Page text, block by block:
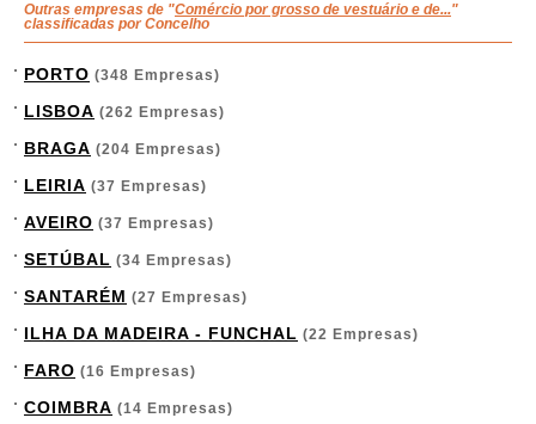
Outras empresas de "Comércio por grosso de vestuário e de..."
classificadas por Concelho
PORTO (348 Empresas)
LISBOA (262 Empresas)
BRAGA (204 Empresas)
LEIRIA (37 Empresas)
AVEIRO (37 Empresas)
SETÚBAL (34 Empresas)
SANTARÉM (27 Empresas)
ILHA DA MADEIRA - FUNCHAL (22 Empresas)
FARO (16 Empresas)
COIMBRA (14 Empresas)